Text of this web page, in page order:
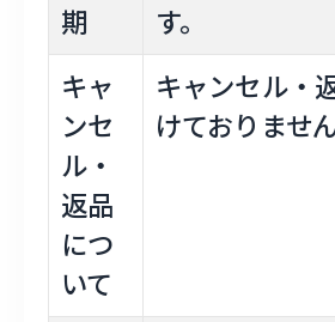
期
す。
キャ
ンセ
ル・
返品
につ
いて
キャンセル・
けておりません